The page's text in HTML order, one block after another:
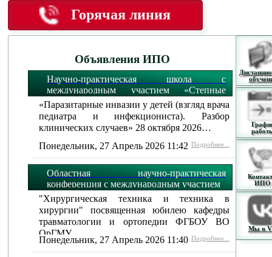
Горячая линия
Объявления ИПО
Научно-практическая школа с
международным участием «Степные
огни»:
«Паразитарные инвазии у детей (взгляд врача
педиатра и инфекциониста). Разбор
клинических случаев» 28 октября 2026…
Понедельник, 27 Апрель 2026 11:42 Подробнее...
Областная научно-практическая
конференция с международным участием
"Хирургическая техника и техника в
хирургии" посвященная юбилею кафедры
травматологии и ортопедии ФГБОУ ВО
ОрГМУ…
Понедельник, 27 Апрель 2026 11:40 Подробнее...
ИПО
Мы в